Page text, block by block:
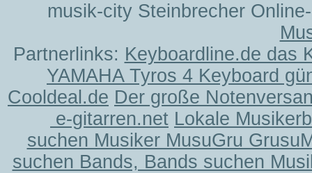
musik-city Steinbrecher
Partnerlinks: Keyboardline.de das
YAMAHA Tyros 4 Keyboard
Cooldeal.de Der große
e-gitarren.net Lokale
suchen Musiker MusuGru
suchen Bands, Bands suchen